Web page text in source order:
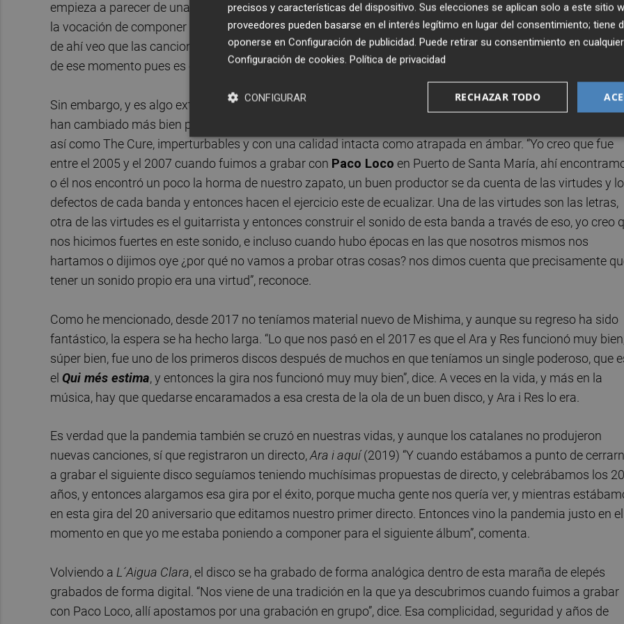
empieza a parecer de una forma más desacomplejada y más normal. Y es cuando me doy cuenta que
la vocación de componer canciones. Hasta entonces había sido una cosa un poco más juguetona, y a
de ahí veo que las canciones pues son importantes porque componer para mí es importante, y el producto
de ese momento pues es el Trucar Casa”, señala.
Sin embargo, y es algo extraño en esta industrial tan mutable e inestable que nos ha tocado vivir, Mishima
han cambiado más bien poco en su estilo, en su musicalidad; una personalidad que se mantiene fiel, algo
así como The Cure, imperturbables y con una calidad intacta como atrapada en ámbar. “Yo creo que fue
entre el 2005 y el 2007 cuando fuimos a grabar con Paco Loco en Puerto de Santa María, ahí
o él nos encontró un poco la horma de nuestro zapato, un buen productor se da cuenta de las virtudes y
defectos de cada banda y entonces hacen el ejercicio este de ecualizar. Una de las virtudes son las letras,
otra de las virtudes es el guitarrista y entonces construir el sonido de esta banda a través de eso, yo creo
nos hicimos fuertes en este sonido, e incluso cuando hubo épocas en las que nosotros mismos nos
hartamos o dijimos oye ¿por qué no vamos a probar otras cosas? nos dimos cuenta que precisamente
tener un sonido propio era una virtud”, reconoce.
Como he mencionado, desde 2017 no teníamos material nuevo de Mishima, y aunque su regreso ha sido
fantástico, la espera se ha hecho larga. “Lo que nos pasó en el 2017 es que el Ara y Res funcionó muy
súper bien, fue uno de los primeros discos después de muchos en que teníamos un single poderoso, que
el Qui més estima, y entonces la gira nos funcionó muy muy bien”, dice. A veces en la vida, y más en la
música, hay que quedarse encaramados a esa cresta de la ola de un buen disco, y Ara i Res lo era.
Es verdad que la pandemia también se cruzó en nuestras vidas, y aunque los catalanes no produjeron
nuevas canciones, sí que registraron un directo,Ara i aquí(2019) “Y cuando estábamos a punto de
a grabar el siguiente disco seguíamos teniendo muchísimas propuestas de directo, y celebrábamos los 20
años, y entonces alargamos esa gira por el éxito, porque mucha gente nos quería ver, y mientras
en esta gira del 20 aniversario que editamos nuestro primer directo. Entonces vino la pandemia justo en el
momento en que yo me estaba poniendo a componer para el siguiente álbum”, comenta.
Volviendo a L´Aigua Clara, el disco se ha grabado de forma analógica dentro de esta maraña de elepés
grabados de forma digital. “Nos viene de una tradición en la que ya descubrimos cuando fuimos a grabar
con Paco Loco, allí apostamos por una grabación en grupo”, dice. Esa complicidad, seguridad y años de
precisos y características del dispositivo. Sus elecciones se aplican solo a este sitio
proveedores pueden basarse en el interés legítimo en lugar del consentimiento; tiene
oponerse en Configuración de publicidad. Puede retirar su consentimiento en
Configuración de cookies. Política de privacidad
RECHAZAR TODO
CONFIGURAR